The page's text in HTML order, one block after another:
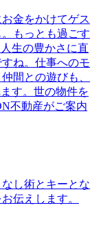
金をかけてゲス
もっとも過ごす
生の豊かさに直
ね。仕事へのモ
間との遊びも、
す。世の物件を
不動産がご案内
し術とキーとな
伝えします。